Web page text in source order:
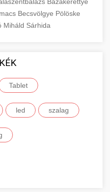
Becsvölgye Pölöske
Miháld Sárhida
Tablet
led szalag